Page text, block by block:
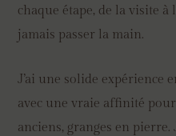
chaque étape, de la visite à
jamais passer la main.
J’ai une solide expérience
avec une vraie affinité
anciens, granges en